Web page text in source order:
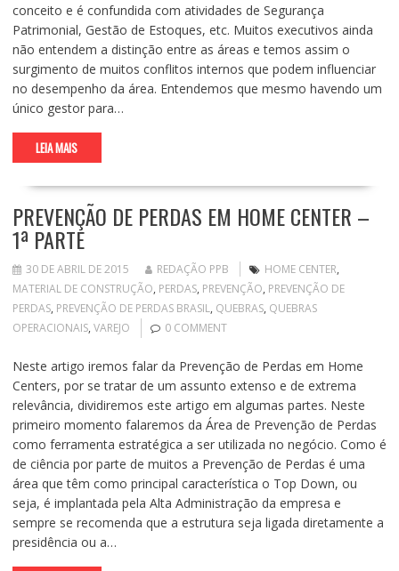
conceito e é confundida com atividades de Segurança
Patrimonial, Gestão de Estoques, etc. Muitos executivos ainda
não entendem a distinção entre as áreas e temos assim o
surgimento de muitos conflitos internos que podem influenciar
no desempenho da área. Entendemos que mesmo havendo um
único gestor para…
LEIA MAIS
PREVENÇÃO DE PERDAS EM HOME CENTER –
1ª PARTE
30 DE ABRIL DE 2015 REDAÇÃO PPB HOME CENTER,
MATERIAL DE CONSTRUÇÃO, PERDAS, PREVENÇÃO, PREVENÇÃO DE
PERDAS, PREVENÇÃO DE PERDAS BRASIL, QUEBRAS, QUEBRAS
OPERACIONAIS, VAREJO 0 COMMENT
Neste artigo iremos falar da Prevenção de Perdas em Home
Centers, por se tratar de um assunto extenso e de extrema
relevância, dividiremos este artigo em algumas partes. Neste
primeiro momento falaremos da Área de Prevenção de Perdas
como ferramenta estratégica a ser utilizada no negócio. Como é
de ciência por parte de muitos a Prevenção de Perdas é uma
área que têm como principal característica o Top Down, ou
seja, é implantada pela Alta Administração da empresa e
sempre se recomenda que a estrutura seja ligada diretamente a
presidência ou a…